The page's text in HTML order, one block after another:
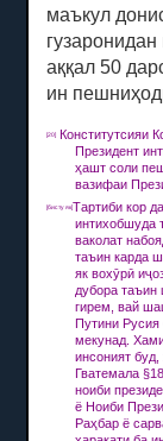
маъкул
аққал 50
ин
[20]
Конститутсияи
Президент
ҳашт соли
вазифаи
[бисту як] Тартиби кор
интихобшуда
ваколат
таъин карда
як вохӯрӣ
дубора
гирем, вай
Путини Русия
мекунад.
инсоният
Гватемала
ноиби
ё Ноиби
Раҳбар ё